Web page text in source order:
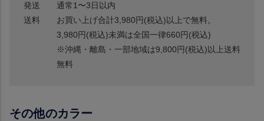
発送
通常1〜3日以内
送料
お買い上げ合計3,980円(税込)以上で無料。
3,980円(税込)未満は全国一律660円(税込)
※沖縄・離島・一部地域は9,800円(税込)以上送料
無料
その他のカラー